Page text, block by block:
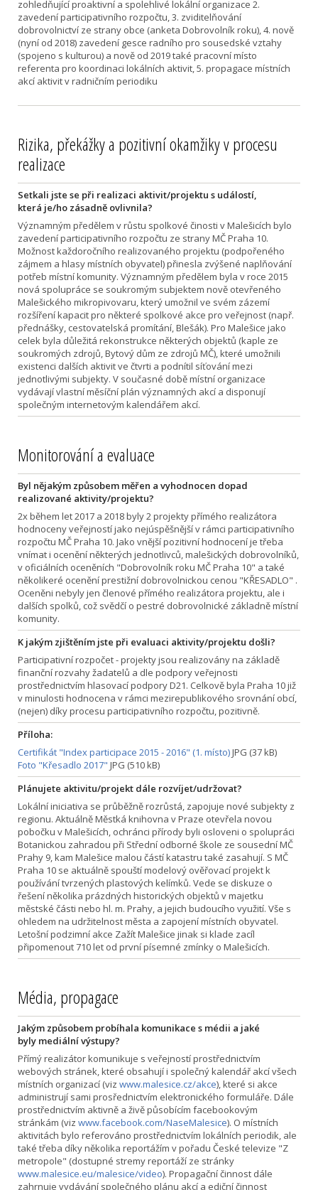
zohledňující proaktivní a spolehlivé lokální organizace 2.
zavedení participativního rozpočtu, 3. zviditelňování
dobrovolnictví ze strany obce (anketa Dobrovolník roku), 4. nově
(nyní od 2018) zavedení gesce radního pro sousedské vztahy
(spojeno s kulturou) a nově od 2019 také pracovní místo
referenta pro koordinaci lokálních aktivit, 5. propagace místních
akcí aktivit v radničním periodiku
Rizika, překážky a pozitivní okamžiky v procesu
realizace
Setkali jste se při realizaci aktivit/projektu s událostí,
která je/ho zásadně ovlivnila?
Významným předělem v růstu spolkové činosti v Malešicích bylo
zavedení participativního rozpočtu ze strany MČ Praha 10.
Možnost každoročního realizovaného projektu (podpořeného
zájmem a hlasy místních obyvatel) přinesla zvýšené naplňování
potřeb místní komunity. Významným předělem byla v roce 2015
nová spolupráce se soukromým subjektem nově otevřeného
Malešického mikropivovaru, který umožnil ve svém zázemí
rozšíření kapacit pro některé spolkové akce pro veřejnost (např.
přednášky, cestovatelská promítání, Blešák). Pro Malešice jako
celek byla důležitá rekonstrukce některých objektů (kaple ze
soukromých zdrojů, Bytový dům ze zdrojů MČ), které umožnili
existenci dalších aktivit ve čtvrti a podnítil síťování mezi
jednotlivými subjekty. V současné době místní organizace
vydávají vlastní měsíční plán významných akcí a disponují
společným internetovým kalendářem akcí.
Monitorování a evaluace
Byl nějakým způsobem měřen a vyhodnocen dopad
realizované aktivity/projektu?
2x během let 2017 a 2018 byly 2 projekty přímého realizátora
hodnoceny veřejností jako nejúspěšnější v rámci participativního
rozpočtu MČ Praha 10. Jako vnější pozitivní hodnocení je třeba
vnímat i ocenění některých jednotlivců, malešických dobrovolníků,
v oficiálních oceněních "Dobrovolník roku MČ Praha 10" a také
několikeré ocenění prestižní dobrovolnickou cenou "KŘESADLO" .
Oceněni nebyly jen členové přímého realizátora projektu, ale i
dalších spolků, což svědčí o pestré dobrovolnické základně místní
komunity.
K jakým zjištěním jste při evaluaci aktivity/projektu došli?
Participativní rozpočet - projekty jsou realizovány na základě
finanční rozvahy žadatelů a dle podpory veřejnosti
prostřednictvím hlasovací podpory D21. Celkově byla Praha 10 již
v minulosti hodnocena v rámci mezirepublikového srovnání obcí,
(nejen) díky procesu participativního rozpočtu, pozitivně.
Příloha:
Certifikát "Index participace 2015 - 2016" (1. místo)JPG (37 kB)
Foto "Křesadlo 2017" JPG (510 kB)
Plánujete aktivitu/projekt dále rozvíjet/udržovat?
Lokální iniciativa se průběžně rozrůstá, zapojuje nové subjekty z
regionu. Aktuálně Městká knihovna v Praze otevřela novou
pobočku v Malešicích, ochránci přírody byli osloveni o spolupráci
Botanickou zahradou při Střední odborné škole ze sousední MČ
Prahy 9, kam Malešice malou částí katastru také zasahují. S MČ
Praha 10 se aktuálně spouští modelový ověřovací projekt k
používání tvrzených plastových kelímků. Vede se diskuze o
řešení několika prázdných historických objektů v majetku
městské části nebo hl. m. Prahy, a jejich budoucího využití. Vše s
ohledem na udržitelnost města a zapojení místních obyvatel.
Letošní podzimní akce Zažít Malešice jinak si klade zacíl
připomenout 710 let od první písemné zmínky o Malešicích.
Média, propagace
Jakým způsobem probíhala komunikace s médii a jaké
byly mediální výstupy?
Přímý realizátor komunikuje s veřejností prostřednictvím
webových stránek, které obsahují i společný kalendář akcí všech
místních organizací (viz www.malesice.cz/akce), které si akce
administrují sami prosřednictvím elektronického formuláře. Dále
prostřednictvím aktivně a živě působícím facebookovým
stránkám (viz www.facebook.com/NaseMalesice). O místních
aktivitách bylo referováno prostřednictvím lokálních periodik, ale
také třeba díky několika reportážím v pořadu České televize "Z
metropole" (dostupné stremy reportáží ze stránky
www.malesice.eu/malesice/video). Propagační činnost dále
zahrnuje vydávání společného plánu akcí a ediční činnost